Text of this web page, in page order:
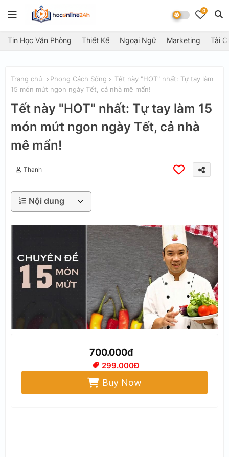
0
Tin Học Văn Phòng Thiết Kế Ngoại Ngữ Marketing Tài
Trang chủ Phong Cách Sống
Tết này "HOT" nhất: Tự tay làm
15 món mứt ngon ngày Tết, cả nhà mê mẩn!
Tết này "HOT" nhất: Tự tay làm 15
món mứt ngon ngày Tết, cả nhà
mê mẩn!
Thanh
Nội dung
700.000đ
299.000Đ
Buy Now